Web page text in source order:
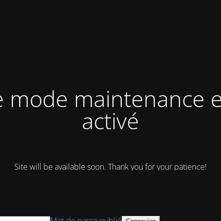
mode maintenance
activé
Site will be available soon. Thank you for your patience!